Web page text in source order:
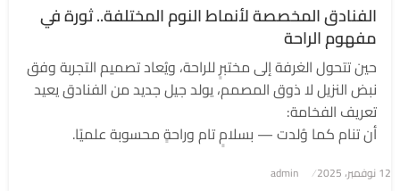
الفنادق المخصصة لأنماط النوم المختلفة.. ثورة في
مفهوم الراحة
حين تتحول الغرفة إلى مختبرٍ للراحة، ويُعاد تصميم التجربة وفق
نبض النزيل لا ذوق المصمم، يولد جيل جديد من الفنادق يعيد
تعريف الفخامة:
أن تنام كما وُلدت — بسلامٍ تام وراحةٍ محسوبة علميًا.
نُشر
12 نوفمبر، 2025 admin